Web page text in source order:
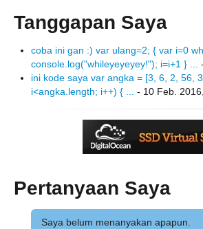
Tanggapan Saya
coba ini gan :) var ulang=2; { var i=0
console.log("whileyeyeyey!"); i=i+1 } ...
ini kode saya var angka = [3, 6, 2, 56,
i<angka.length; i++) { ... - 10 Feb.
Pertanyaan Saya
Saya belum menanyakan apapun.